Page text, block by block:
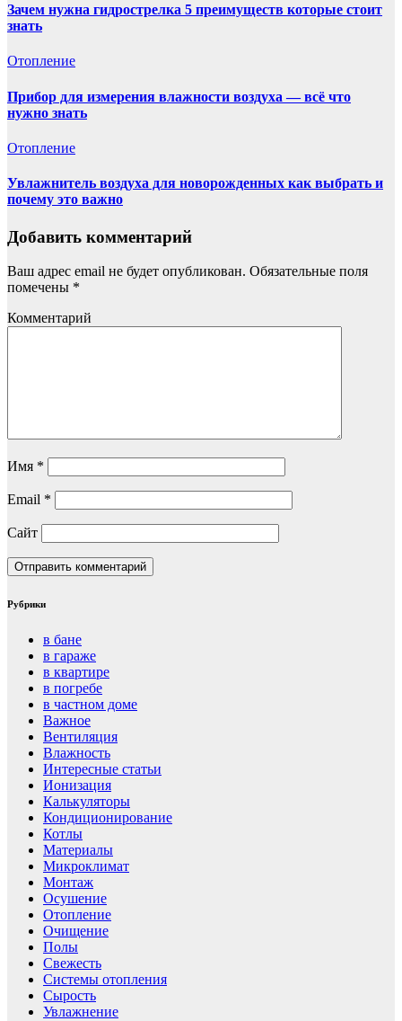
Зачем нужна гидрострелка 5 преимуществ которые стоит
знать
Отопление
Прибор для измерения влажности воздуха — всё что
нужно знать
Отопление
Увлажнитель воздуха для новорожденных как выбрать и
почему это важно
Добавить комментарий
Ваш адрес email не будет опубликован. Обязательные поля
помечены *
Комментарий
Имя *
Email *
Сайт
Рубрики
в бане
в гараже
в квартире
в погребе
в частном доме
Важное
Вентиляция
Влажность
Интересные статьи
Ионизация
Калькуляторы
Кондиционирование
Котлы
Материалы
Микроклимат
Монтаж
Осушение
Отопление
Очищение
Полы
Свежесть
Системы отопления
Сырость
Увлажнение